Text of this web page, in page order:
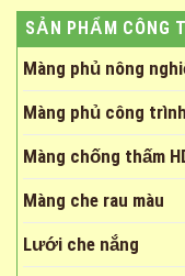
SẢN PHẨM CÔNG
Màng phủ nông
Màng phủ công trình
Màng chống thấm
Màng che rau màu
Lưới che nắng